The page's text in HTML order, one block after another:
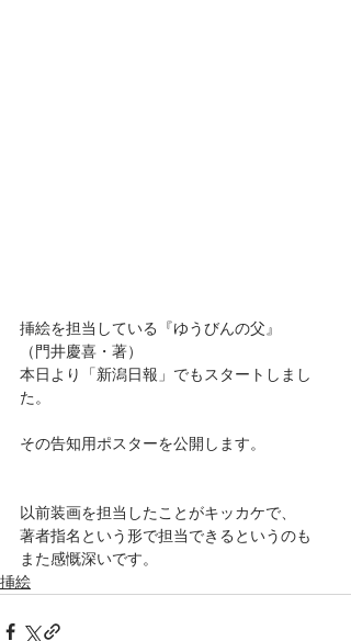
挿絵を担当している『ゆうびんの父』
（門井慶喜・著）
本日より「新潟日報」でもスタートしまし
た。
その告知用ポスターを公開します。
以前装画を担当したことがキッカケで、
著者指名という形で担当できるというのも
また感慨深いです。
挿絵